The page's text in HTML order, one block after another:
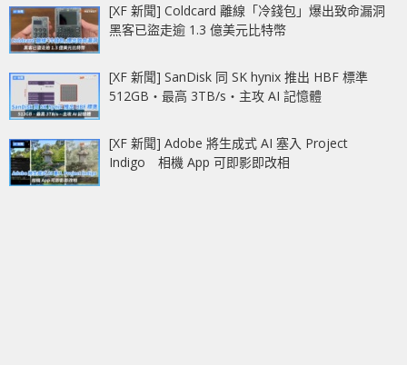
[XF 新聞] Coldcard 離線「冷錢包」爆出致命漏洞
黑客已盜走逾 1.3 億美元比特幣
[XF 新聞] SanDisk 同 SK hynix 推出 HBF 標準
512GB‧最高 3TB/s‧主攻 AI 記憶體
[XF 新聞] Adobe 將生成式 AI 塞入 Project
Indigo 相機 App 可即影即改相